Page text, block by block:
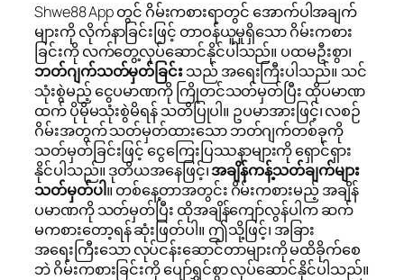
Shwe88 App တွင် ဂိမ်းကစားရာတွင် အောက်ပါအချက်
များကို လိုက်နာခြင်းဖြင့် တာဝန်ယူမှုရှိသော ဂိမ်းကစား
ခြင်းကို လက်တွေ့လုပ်ဆောင်နိုင်ပါသည်။ ပထမဦးစွာ၊
ဘတ်ဂျက်သတ်မှတ်ခြင်းသည် အရေးကြီးပါသည်။ သင်
သုံးစွဲမည့် ငွေပမာဏကို ကြိုတင်သတ်မှတ်ပြီး ထိုပမာဏ
ထက် ပိုမိုမသုံးစွဲမိရန် သတိပြုပါ။ ဥပမာအားဖြင့်၊ လစဉ်
ဂိမ်းအတွက် သတ်မှတ်ထားသော ဘတ်ဂျက်တစ်ခုကို
သတ်မှတ်ခြင်းဖြင့် ငွေကြေးပြဿနာများကို ရှောင်ရှား
နိုင်ပါသည်။ ဒုတိယအနေဖြင့်၊အချိန်ကန့်သတ်ချက်များ
သတ်မှတ်ပါ ။ တစ်နေ့တာအတွင်း ဂိမ်းကစားမည့် အချိန်
ပမာဏကို သတ်မှတ်ပြီး ထိုအချိန်ကျော်လွန်ပါက ဆက်
မကစားတော့ရန် ဆုံးဖြတ်ပါ။ ဤသို့ဖြင့်၊ အခြား
အရေးကြီးသော လုပ်ငန်းဆောင်တာများကို မထိခိုက်စေ
ဘဲ ဂိမ်းကစားခြင်းကို ပျော်ရွှင်စွာ လုပ်ဆောင်နိုင်ပါသည်။